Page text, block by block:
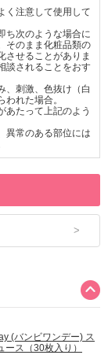
く注意して使用して
ち次のような場合に
そのまま化粧品類の
させることがありま
談されることをおす
、刺激、色抜け（白
れた場合。
たって上記のよう
異常のある部位には
(バンビワンデー) ス
ス（30枚入り）